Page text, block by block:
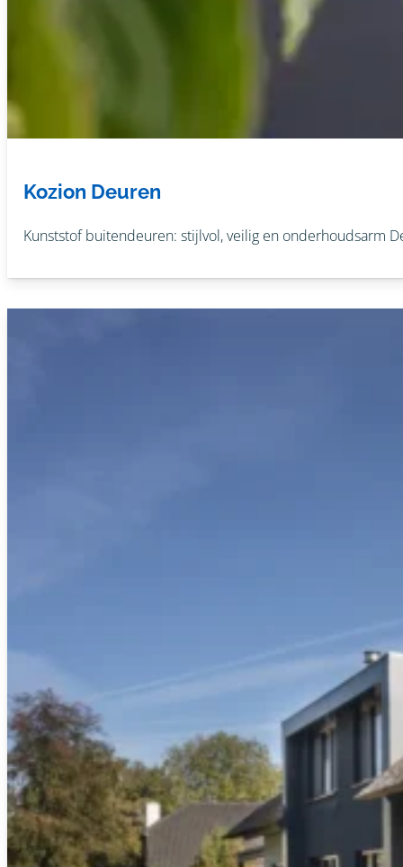
Kozion Deuren
Kunststof buitendeuren: stijlvol, veilig en onderhoudsarm